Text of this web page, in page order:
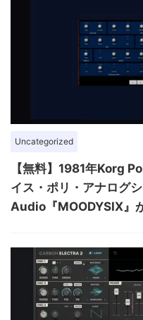
Uncategorized
【無料】1981年Korg
イス・ポリ・アナログ
Audio『MOODYSIX』